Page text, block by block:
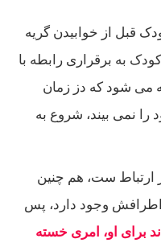
قبل از خوابیدن گریه
به برقراری رابطه با
می شود که دز زمان
نمی بیند، شروع به
ارتباط ست، هم چنین
وجود دارد، پس
او، امری خسته